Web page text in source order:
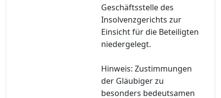
Geschäftsstelle des
Insolvenzgerichts zur
Einsicht für die Beteiligten
niedergelegt.
Hinweis: Zustimmungen
der Gläubiger zu
besonders bedeutsamen